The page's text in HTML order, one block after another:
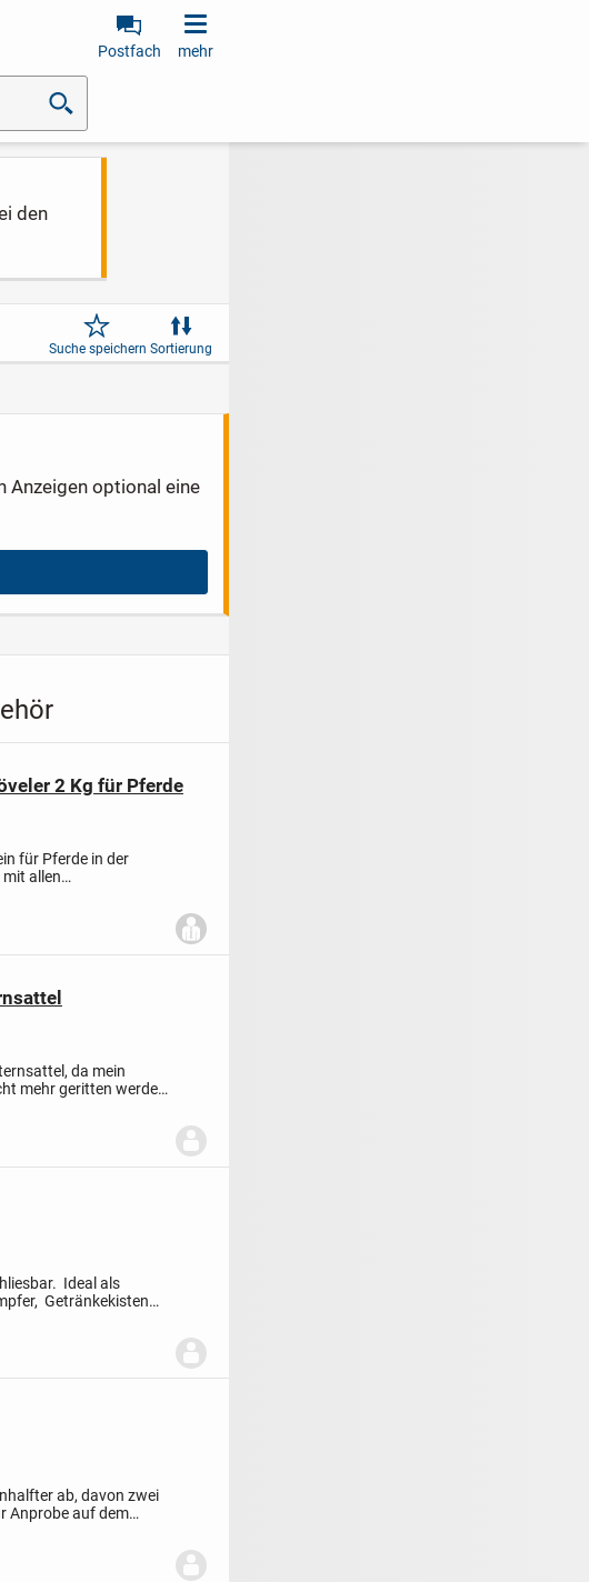
Postfach mehr
den
Suche speichern Sortierung
Anzeigen optional eine
2 Kg für Pferde
für Pferde in der
allen
da mein
mehr geritten werden
Ideal als
Getränkekisten
ab, davon zwei
Anprobe auf dem